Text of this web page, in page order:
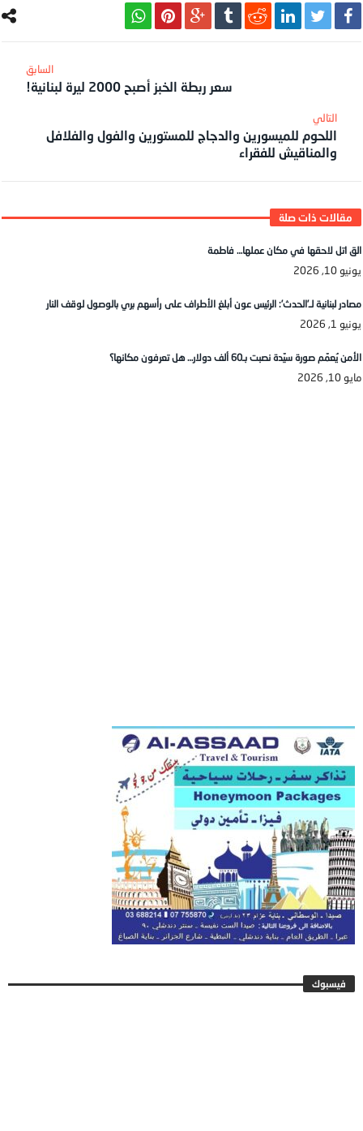
سعر ربطة الخبز أصبح 2000 ليرة لبنانية!
‎التالي
اللحوم للميسورين والدجاج للمستورين والفول والفلافل
والمناقيش للفقراء
الق اتل لاحقها في مكان عملها… فاطمة
يونيو 10, 2026
مصادر لبنانية لـ’الحدث’: الرئيس عون أبلغ الأطراف على رأسهم بري بالوصول لوقف النار
يونيو 1, 2026
الأمن يُعمّم صورة سيّدة نصبت بـ60 ألف دولار… هل تعرفون مكانها؟
مايو 10, 2026
فيسبوك